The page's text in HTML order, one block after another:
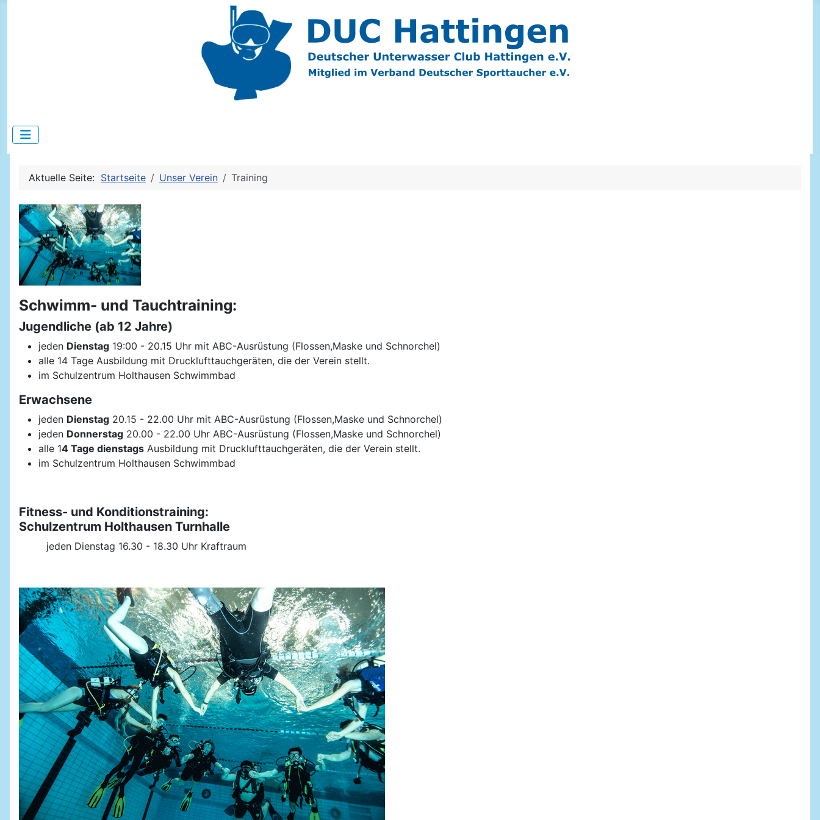
Aktuelle Seite: Startseite Unser Verein Training
Schwimm- und Tauchtraining:
Jugendliche (ab 12 Jahre)
jeden Dienstag 19:00 - 20.15 Uhr mit ABC-Ausrüstung (Flossen,Maske und Schnorchel)
alle 14 Tage Ausbildung mit Drucklufttauchgeräten, die der Verein stellt.
im Schulzentrum Holthausen Schwimmbad
Erwachsene
jeden Dienstag 20.15 - 22.00 Uhr mit ABC-Ausrüstung (Flossen,Maske und Schnorchel)
jeden Donnerstag 20.00 - 22.00 Uhr ABC-Ausrüstung (Flossen,Maske und Schnorchel)
alle 14 Tage dienstags Ausbildung mit Drucklufttauchgeräten, die der Verein stellt.
im Schulzentrum Holthausen Schwimmbad
Fitness- und Konditionstraining:
Schulzentrum Holthausen Turnhalle
jeden Dienstag 16.30 - 18.30 Uhr Kraftraum